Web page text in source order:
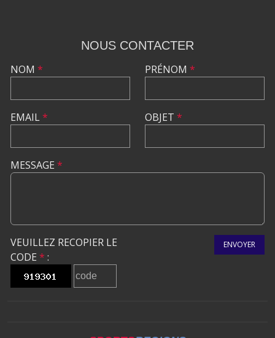
NOUS CONTACTER
NOM *
EMAIL*
PRÉNOM *
OBJET *
MESSAGE *
VEUILLEZ RECOPIER LE
CODE * :
ENVOYER